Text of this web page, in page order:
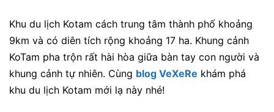
Khu du lịch Kotam cách trung tâm thành phố khoảng
9km và có diên tích rộng khoảng 17 ha. Khung cảnh
KoTam pha trộn rất hài hòa giữa bàn tay con người và
khung cảnh tự nhiên. Cùng blog VeXeRe khám phá
khu du lịch Kotam mới lạ này nhé!